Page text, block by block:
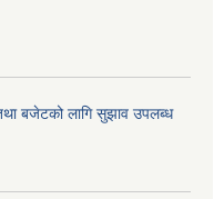
बजेटको लागि सुझाव उपलब्ध